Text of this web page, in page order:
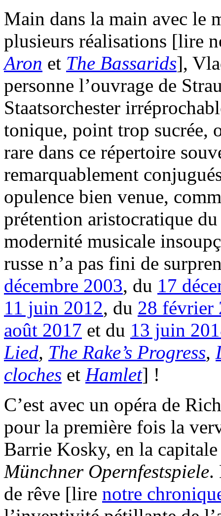
Main dans la main avec le
plusieurs réalisations [lire
Aron et The Bassarids],
personne l’ouvrage de
Staatsorchester
tonique, point trop sucrée,
rare dans ce répertoire
remarquablement
opulence bien venue,
prétention aristocratique
modernité musicale
russe n’a pas fini de
décembre 2003, du 17
11 juin 2012, du 28 février
août 2017 et du 13 juin
Lied, The Rake’s Progress,
cloches et Hamlet] !
C’est avec un opéra de
pour la première fois la
Barrie Kosky, en la
Münchner Opernfestspiele.
de rêve [lire notre